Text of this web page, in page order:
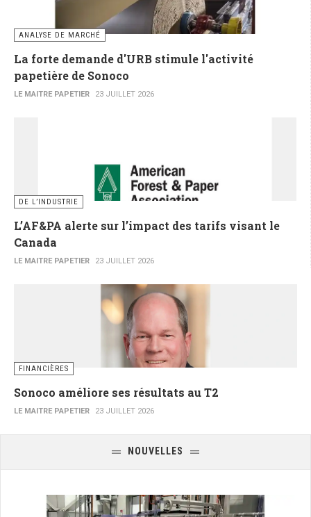
ANALYSE DE MARCHÉ
La forte demande d'URB stimule l'activité
papetière de Sonoco
LE MAITRE PAPETIER 23 JUILLET 2026
DE L’INDUSTRIE
L’AF&PA alerte sur l’impact des tarifs visant le
Canada
LE MAITRE PAPETIER 23 JUILLET 2026
FINANCIÈRES
Sonoco améliore ses résultats au T2
LE MAITRE PAPETIER 23 JUILLET 2026
NOUVELLES